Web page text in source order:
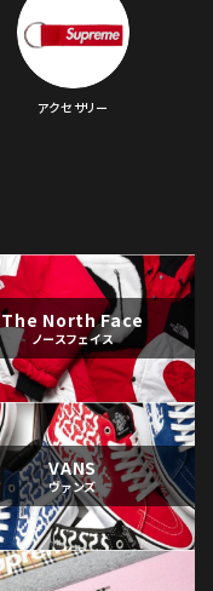
アクセサリー
The North Face
ノースフェイス
VANS
ヴァンズ